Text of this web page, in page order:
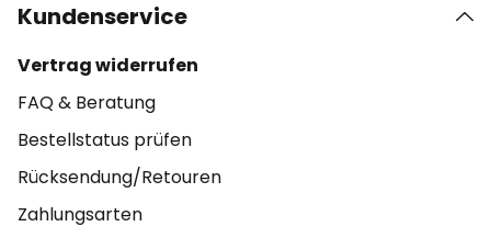
Kundenservice
Vertrag widerrufen
FAQ & Beratung
Bestellstatus prüfen
Rücksendung/Retouren
Zahlungsarten